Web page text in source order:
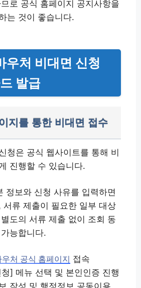
로 공식 홈페이지 공지사항을
는 것이 좋습니다.
우처 비대면 신청
발급
지를 통한 비대면 접수
청은 공식 웹사이트를 통해 비
진행할 수 있습니다.
정보와 신청 사유를 입력하면
서류 제출이 필요한 일부 대상
도의 서류 제출 없이 조회 동
능합니다.
처 공식 홈페이지
접속
] 메뉴 선택 및 본인인증 진행
작성 및 행정정보 공동이용